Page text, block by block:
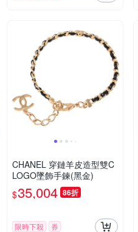
CHANEL 穿鏈羊皮造型雙C
LOGO墜飾手鍊(黑金)
$35,004 86折
限時下殺 券